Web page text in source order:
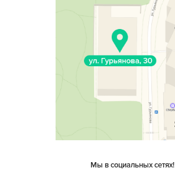
Мы в социальных сетях!